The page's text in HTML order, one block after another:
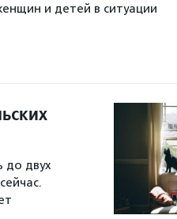
и детей в ситуации
до двух